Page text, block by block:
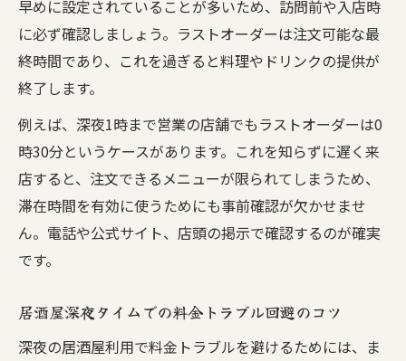
早めに設定されていることが多いため、訪問前や入店時
に必ず確認しましょう。ラストオーダーは注文可能な最
終時間であり、これを過ぎると料理やドリンクの提供が
終了します。
例えば、深夜1時まで営業の店舗でもラストオーダーは0
時30分というケースがあります。これを知らずに遅く来
店すると、注文できるメニューが限られてしまうため、
滞在時間を有効に使うためにも事前確認が欠かせませ
ん。電話や公式サイト、店頭の掲示で確認するのが確実
です。
居酒屋深夜タイムでの料金トラブル回避のコツ
深夜の居酒屋利用で料金トラブルを避けるためには、ま